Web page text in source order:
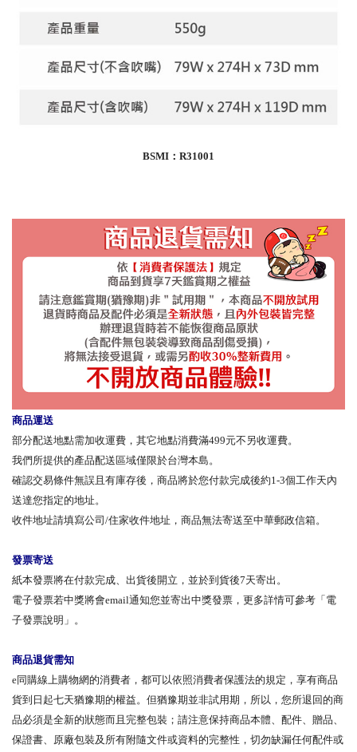
BSMI：R31001
商品運送
部分配送地點需加收運費，其它地點消費滿499元不另收運費。
我們所提供的產品配送區域僅限於台灣本島。
確認交易條件無誤且有庫存後，商品將於您付款完成後約1-3個工作天內
送達您指定的地址。
收件地址請填寫公司/住家收件地址，商品無法寄送至中華郵政信箱。
發票寄送
紙本發票將在付款完成、出貨後開立，並於到貨後7天寄出。
電子發票若中獎將會email通知您並寄出中獎發票，更多詳情可參考「電
子發票說明」。
商品退貨需知
e同購線上購物網的消費者，都可以依照消費者保護法的規定，享有商品
貨到日起七天猶豫期的權益。但猶豫期並非試用期，所以，您所退回的商
品必須是全新的狀態而且完整包裝；請注意保持商品本體、配件、贈品、
保證書、原廠包裝及所有附隨文件或資料的完整性，切勿缺漏任何配件或